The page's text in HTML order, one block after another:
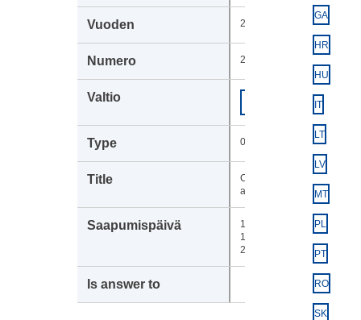
2023
2902
Euroopan
komissio
037
Competitiveness
analysis
17-
10-
2023
GA
HR
HU
IT
LT
LV
MT
PL
PT
RO
SK